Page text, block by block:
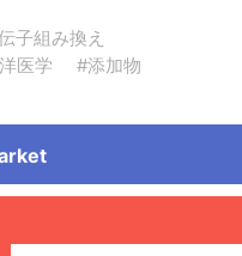
子組み換え
医学
#添加物